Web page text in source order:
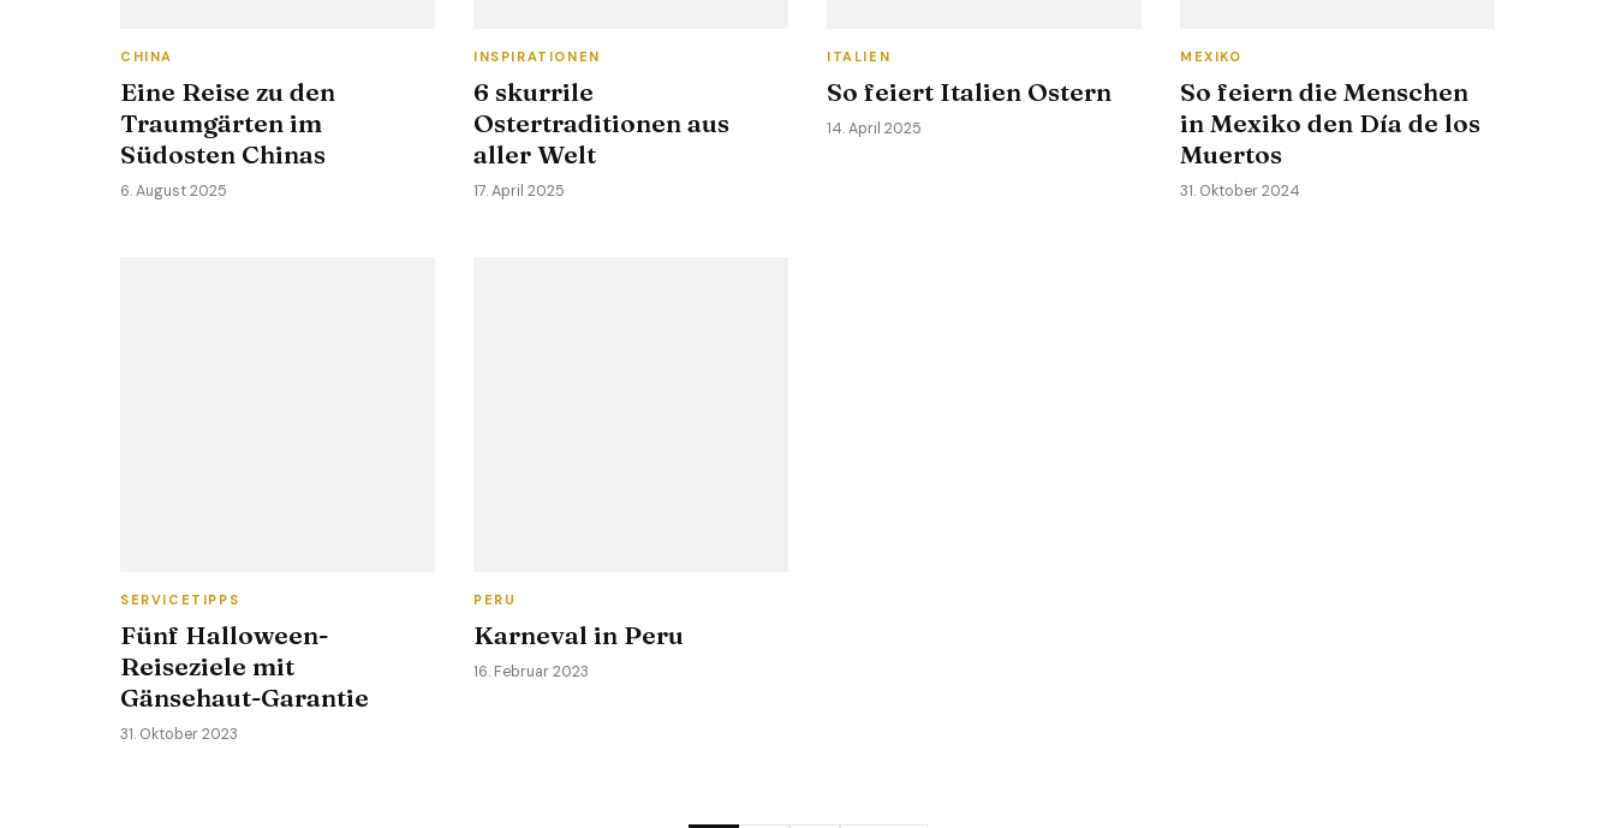
CHINA
Eine Reise zu den
Traumgärten im
Südosten Chinas
6. August 2025
INSPIRATIONEN
6 skurrile
Ostertraditionen aus
aller Welt
17. April 2025
ITALIEN
So feiert Italien Ostern
14. April 2025
MEXIKO
So feiern die Menschen
in Mexiko den Día de los
Muertos
31. Oktober 2024
SERVICETIPPS
Fünf Halloween-
Reiseziele mit
Gänsehaut-Garantie
31. Oktober 2023
PERU
Karneval in Peru
16. Februar 2023